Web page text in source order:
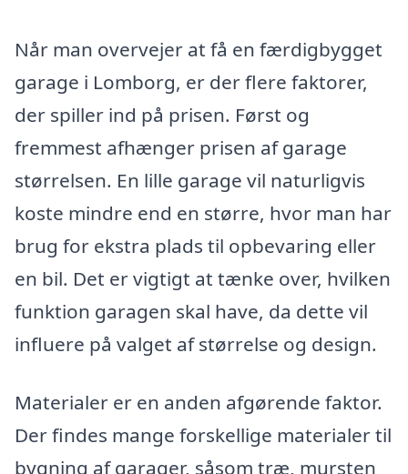
Når man overvejer at få en færdigbygget
garage i Lomborg, er der flere faktorer,
der spiller ind på prisen. Først og
fremmest afhænger prisen af garage
størrelsen. En lille garage vil naturligvis
koste mindre end en større, hvor man har
brug for ekstra plads til opbevaring eller
en bil. Det er vigtigt at tænke over, hvilken
funktion garagen skal have, da dette vil
influere på valget af størrelse og design.
Materialer er en anden afgørende faktor.
Der findes mange forskellige materialer til
bygning af garager, såsom træ, mursten